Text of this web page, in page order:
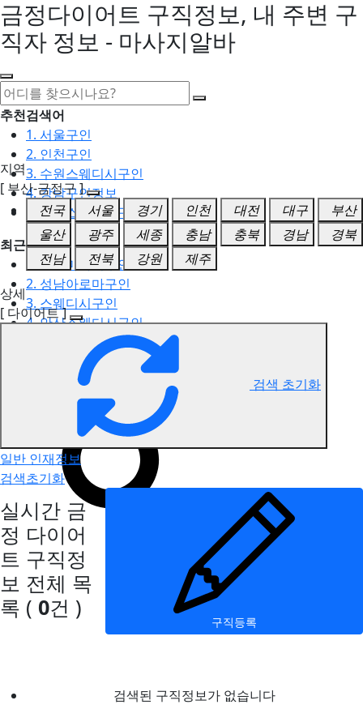
금정다이어트 구직정보, 내 주변 구
직자 정보 - 마사지알바
추천검색어
1. 서울구인
2. 인천구인
3. 수원스웨디시구인
4. 강남구인정보
5. 동탄스웨디시구인
최근검색어
1. 일산마사지구인
2. 성남아로마구인
3. 스웨디시구인
4. 안산스웨디시구인
5. 아로마구인
금정 다이어트 구직정보
지역
[ 부산-금정구 ]
전국
서울 경기 인천 대전 대구
부산
울산
광주 세종 충남 충북 경남
경북
전남
전북 강원
제주
상세
[ 다이어트 ]
검색 초기화
일반 인재정보
검색초기화
실시간 금
정 다이어
트 구직정
보 전체 목
록 ( 0건 )
구직등록
검색된 구직정보가 없습니다